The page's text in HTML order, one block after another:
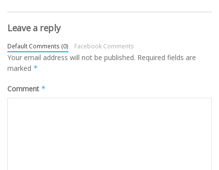
Leave a reply
Default Comments (0) Facebook Comments
Your email address will not be published. Required fields are
marked *
Comment *